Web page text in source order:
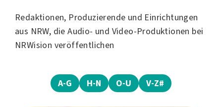
Redaktionen, Produzierende und Einrichtungen
aus NRW, die Audio- und Video-Produktionen bei
NRWision veröffentlichen
A-G H-N O-U V-Z#